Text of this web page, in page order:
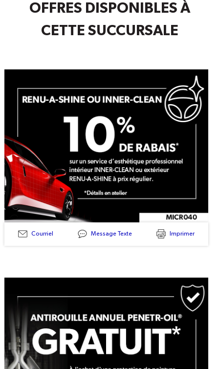
OFFRES DISPONIBLES À
CETTE SUCCURSALE
Courriel Message Texte Imprimer
MICR040
INNER-
Off
Price
Purchase